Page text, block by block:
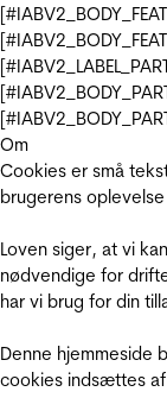
Om
Cookies er små
brugerens
Loven siger, at vi
nødvendige for
har vi brug for din
Denne hjemmeside
cookies indsættes